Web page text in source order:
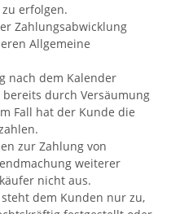
erfolgen.
Zahlungsabwicklung
Allgemeine
nach dem Kalender
durch Versäumung
Fall hat der Kunde die
zur Zahlung von
weiterer
nicht aus.
dem Kunden nur zu,